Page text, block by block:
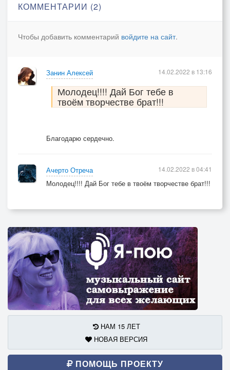
КОММЕНТАРИИ (2)
Чтобы добавить комментарий войдите на сайт.
Занин Алексей
Молодец!!!! Дай Бог тебе в
твоём творчестве брат!!!
Благодарю сердечно.
14.02.2022 в 13:16
Ачерто Отреча
Молодец!!!! Дай Бог тебе в твоём творчестве брат!!!
14.02.2022 в 04:41
НАМ 15 ЛЕТ
НОВАЯ ВЕРСИЯ
ПОМОЩЬ ПРОЕКТУ